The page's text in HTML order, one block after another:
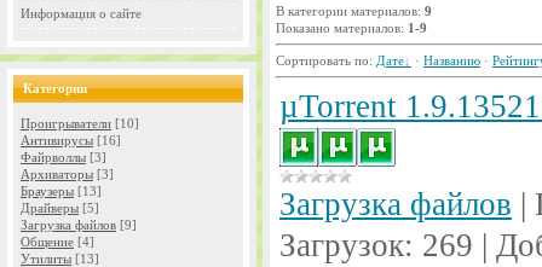
Информация о сайте
Категории
Проигрыватели [10]
Антивирусы [16]
Файрволлы [3]
Архиваторы [3]
Браузеры [13]
Драйверы [5]
Загрузка файлов [9]
Общение [4]
Утилиты [13]
В категории материалов: 9
Показано материалов: 1-9
Сортировать по: Дате · Названию ·
µTorrent
Загрузка файлов |
Загрузок: 269 |